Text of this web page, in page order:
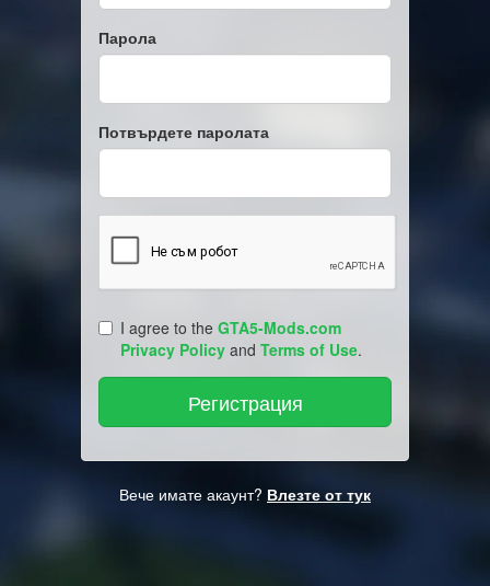
Парола
Потвърдете паролата
I agree to the GTA5-Mods.com
Privacy Policy and Terms of Use.
Вече имате акаунт? Влезте от тук